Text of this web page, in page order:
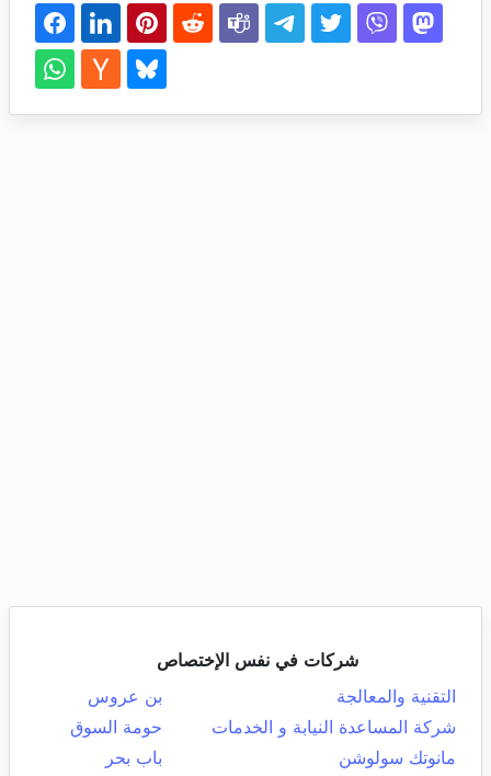
شركات في نفس الإختصاص
التقنية والمعالجة
بن عروس
شركة المساعدة النيابة و الخدمات
حومة السوق
مانوتك سولوشن
باب بحر